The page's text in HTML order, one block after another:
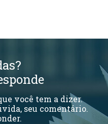
você tem a dizer.
seu comentário.